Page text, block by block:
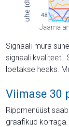
Jaama
Signaali-müra
signaali kvaliteeti.
loetakse heaks.
Viimase 30
Rippmenüüst
graafikud